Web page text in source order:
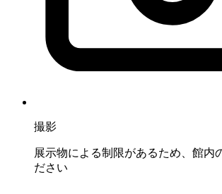
撮影
展示物による制限があるため、館内
ださい